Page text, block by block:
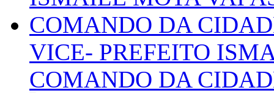
VICE- PREFEITO
COMANDO DA